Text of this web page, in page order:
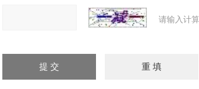
请输入计